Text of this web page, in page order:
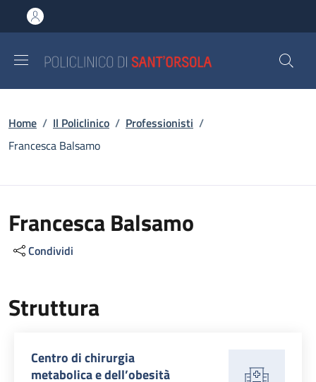
al contenuto principale
to footer content
Briciole di pane
Home / Il Policlinico / Professionisti /
Francesca Balsamo
Francesca Balsamo
Condividi
Struttura
Centro di chirurgia
metabolica e dell’obesità